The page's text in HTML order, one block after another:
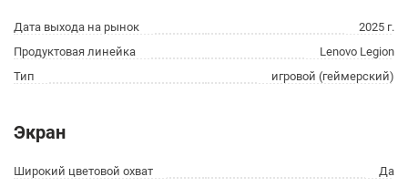
Дата выхода на рынок
2025 г.
Продуктовая линейка
Lenovo Legion
Тип
игровой (геймерский)
Экран
Широкий цветовой охват Да